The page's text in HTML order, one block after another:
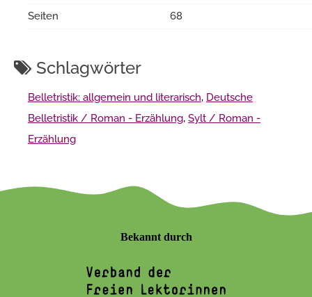
Seiten 68
Schlagwörter
Belletristik: allgemein und literarisch, Deutsche
Belletristik / Roman - Erzählung, Sylt / Roman -
Erzählung
Bekannt durch